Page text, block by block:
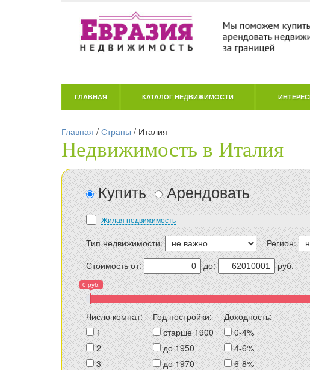
ГЛАВНАЯ КАТАЛОГ НЕДВИЖИМОСТИ
Главная / Страны / Италия
Недвижимость в Италия
Купить Арендовать
Жилая недвижимость
Тип недвижимости: Регион:
Стоимость от:
до: руб.
0 руб.
Число комнат:
1
2
3
Год постройки:
старше 1900
до 1950
до 1970
Доходность:
0-4%
4-6%
6-8%